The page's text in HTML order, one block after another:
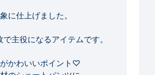
に仕上げました。
主役になるアイテムです。
かわいいポイント♡